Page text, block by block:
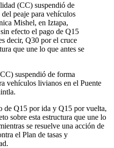
(CC) suspendió de
peaje para vehículos
Mishel, en Iztapa,
efecto el pago de Q15
decir, Q30 por el cruce
que une lo que antes se
suspendió de forma
vehículos livianos en el Puente
de Q15 por ida y Q15 por vuelta,
sobre esta estructura que une lo
se resuelve una acción de
el Plan de tasas y